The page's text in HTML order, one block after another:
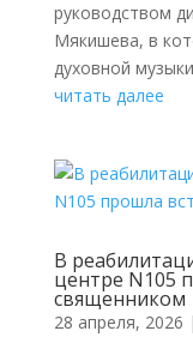
руководством
Мякишева, в
духовной
читать далее
В
центре N105
священником
28 апреля, 2026 |